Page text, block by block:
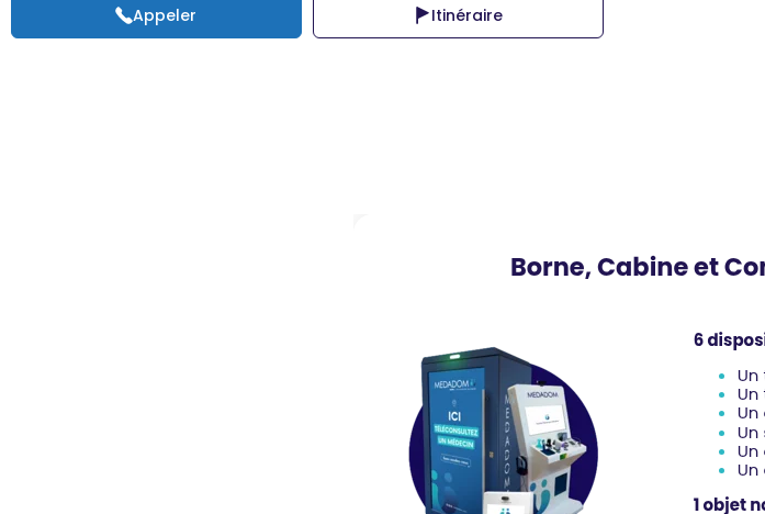
Appeler Itinéraire